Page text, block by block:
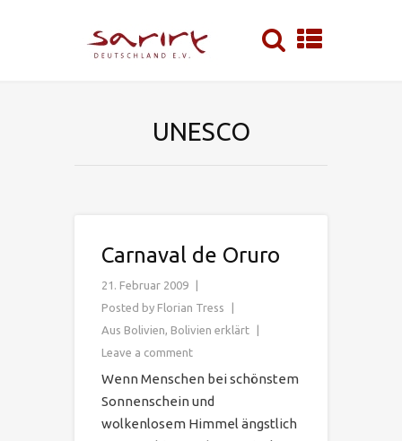
UNESCO
Carnaval de Oruro
21. Februar 2009
Posted by Florian Tress
Aus Bolivien, Bolivien erklärt
Leave a comment
Wenn Menschen bei schönstem
Sonnenschein und
wolkenlosem Himmel ängstlich